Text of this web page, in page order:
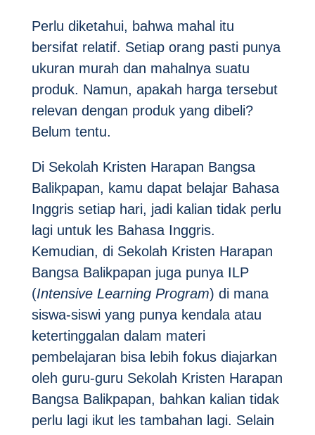
Perlu diketahui, bahwa mahal itu
bersifat relatif. Setiap orang pasti punya
ukuran murah dan mahalnya suatu
produk. Namun, apakah harga tersebut
relevan dengan produk yang dibeli?
Belum tentu.
Di Sekolah Kristen Harapan Bangsa
Balikpapan, kamu dapat belajar Bahasa
Inggris setiap hari, jadi kalian tidak perlu
lagi untuk les Bahasa Inggris.
Kemudian, di Sekolah Kristen Harapan
Bangsa Balikpapan juga punya ILP
(Intensive Learning Program) di mana
siswa-siswi yang punya kendala atau
ketertinggalan dalam materi
pembelajaran bisa lebih fokus diajarkan
oleh guru-guru Sekolah Kristen Harapan
Bangsa Balikpapan, bahkan kalian tidak
perlu lagi ikut les tambahan lagi. Selain